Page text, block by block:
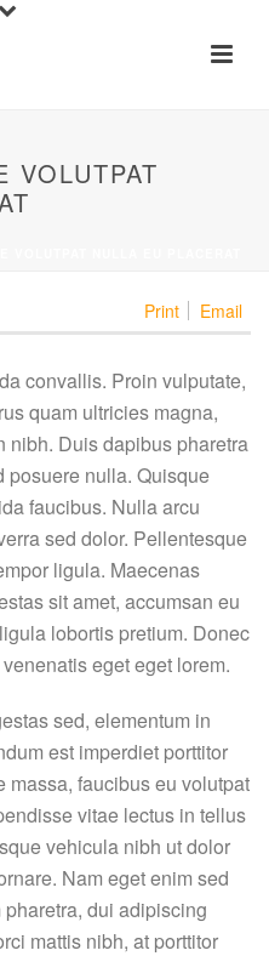
VOLUTPAT
Print Email
convallis. Proin vulputate,
quam ultricies magna,
nibh. Duis dapibus pharetra
posuere nulla. Quisque
faucibus. Nulla arcu
sed dolor. Pellentesque
ligula. Maecenas
sit amet, accumsan eu
lobortis pretium. Donec
eget eget lorem.
sed, elementum in
est imperdiet porttitor
massa, faucibus eu volutpat
vitae lectus in tellus
vehicula nibh ut dolor
Nam eget enim sed
dui adipiscing
mattis nibh, at porttitor